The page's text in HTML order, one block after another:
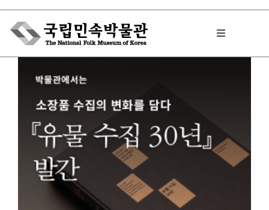
Skip
content
Toggle
박물관에서는
민속이야기
민속 인사이드